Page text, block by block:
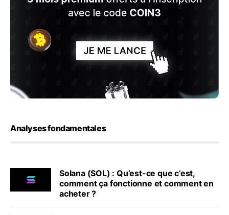
Analyses fondamentales
Solana (SOL) : Qu’est-ce que c’est,
comment ça fonctionne et comment en
acheter ?